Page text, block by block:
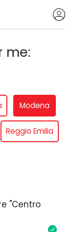
me:
Modena
Reggio Emilia
"Centro